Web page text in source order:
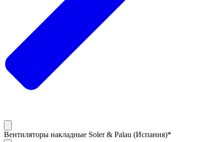
Вентиляторы накладные Soler & Palau (Испания)*